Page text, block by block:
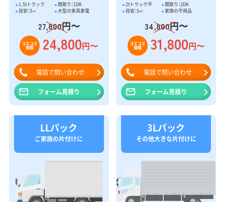
1.5tトラック
間取り：1DK
目安：3㎥
大型の家具家電
27,800円〜
コミコミ
価格 24,800円〜
電話で問い合わせ
フォーム見積り
2tトラック平
間取り：2DK
目安：5㎥
家族の不用品
34,800円〜
コミコミ
価格 31,800円〜
電話で問い合わせ
フォーム見積り
LLパック
ご家族の片付けに
3Lパック
その他大きな片付けに